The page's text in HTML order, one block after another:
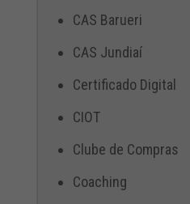
CAS Barueri
CAS Jundiaí
Certificado Digital
CIOT
Clube de Compras
Coaching